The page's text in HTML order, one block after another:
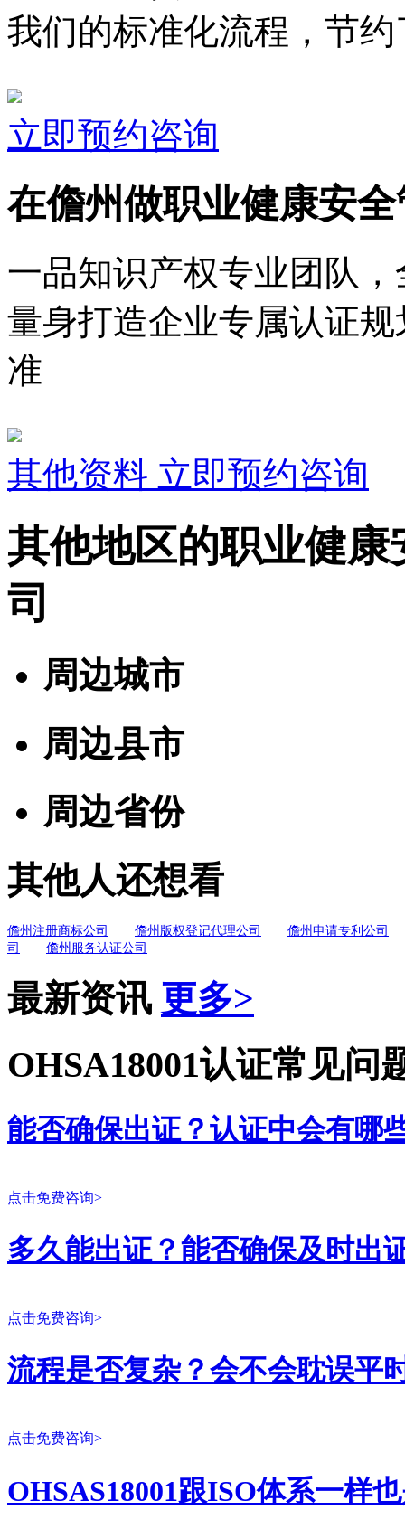
我们的标准化流程，节
立即预约咨询
在儋州做职业健康安
一品知识产权专业团队
量身打造企业专属认证
准
其他资料 立即预约咨询
其他地区的职业健
司
周边城市
周边县市
周边省份
其他人还想看
儋州注册商标公司 儋州版权登记代理公司
儋州申请专利公司
司
儋州服务认证公司
最新资讯 更多>
OHSA18001认证常见问
能否确保出证？认证中会有哪
点击免费咨询>
多久能出证？能否确保及时出
点击免费咨询>
流程是否复杂？会不会耽误平
点击免费咨询>
OHSAS18001跟ISO体系一样